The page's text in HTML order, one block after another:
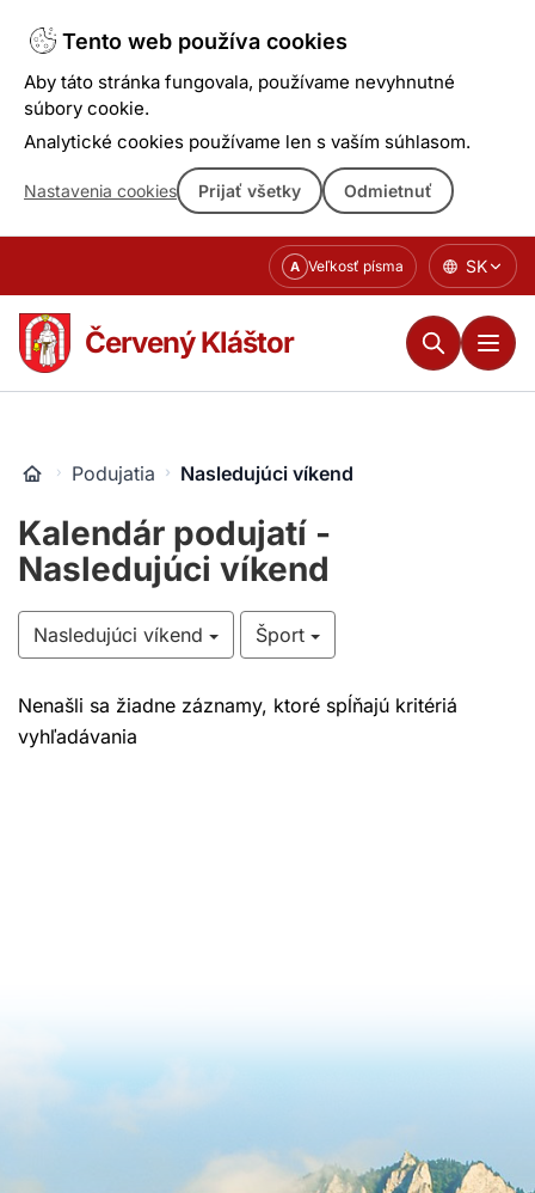
Tento web používa cookies
Aby táto stránka fungovala, používame nevyhnutné
súbory cookie.
Analytické cookies používame len s vaším súhlasom.
Nastavenia cookies Prijať všetky Odmietnuť
obsahu
A Veľkosť písma SK
Červený Kláštor
Podujatia Nasledujúci víkend
Kalendár podujatí -
Nasledujúci víkend
Nasledujúci víkend Šport
Nenašli sa žiadne záznamy, ktoré spĺňajú kritériá
vyhľadávania